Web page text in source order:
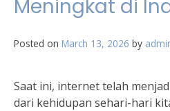
Meningkat di
Posted on March 13, 2026 by
Saat ini, internet telah
dari kehidupan sehari-hari